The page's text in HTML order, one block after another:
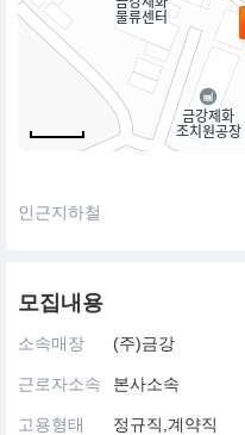
인근지하철
모집내용
소속매장 (주)금강
근로자소속 본사소속
고용형태 정규직,계약직